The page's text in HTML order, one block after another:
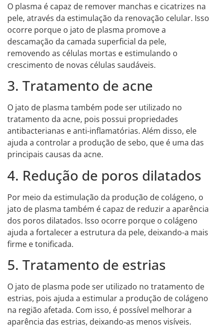
O plasma é capaz de remover manchas e cicatrizes na
pele, através da estimulação da renovação celular. Isso
ocorre porque o jato de plasma promove a
descamação da camada superficial da pele,
removendo as células mortas e estimulando o
crescimento de novas células saudáveis.
3. Tratamento de acne
O jato de plasma também pode ser utilizado no
tratamento da acne, pois possui propriedades
antibacterianas e anti-inflamatórias. Além disso, ele
ajuda a controlar a produção de sebo, que é uma das
principais causas da acne.
4. Redução de poros dilatados
Por meio da estimulação da produção de colágeno, o
jato de plasma também é capaz de reduzir a aparência
dos poros dilatados. Isso ocorre porque o colágeno
ajuda a fortalecer a estrutura da pele, deixando-a mais
firme e tonificada.
5. Tratamento de estrias
O jato de plasma pode ser utilizado no tratamento de
estrias, pois ajuda a estimular a produção de colágeno
na região afetada. Com isso, é possível melhorar a
aparência das estrias, deixando-as menos visíveis.